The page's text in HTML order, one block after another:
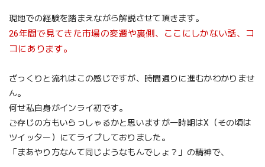
現地での経験を踏まえながら解説させて頂きます。
26年間で見てきた市場の変遷や裏側、ここにしかない話、コ
コにあります。
ざっくりと流れはこの感じですが、時間通りに進むかわかりませ
ん。
何せ私自身がインライ初です。
ご存じの方もいらっしゃるかと思いますが一時期はX（その頃は
ツイッター）にてライブしておりました。
「まあやり方なんて同じようなもんでしょ？」の精神で、